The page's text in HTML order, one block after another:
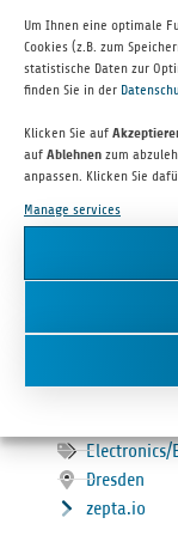
Um Ihnen eine optimale
Cookies (z.B. zum
statistische Daten zur
finden Sie in der
Klicken Sie auf
auf Ablehnen zum
anpassen. Klicken Sie
Manage services
ZEPTA
Electronics/
Dres­den
zepta.io
Zepta is